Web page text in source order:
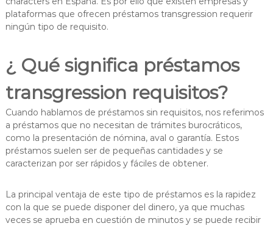
plataformas que ofrecen préstamos transgression requerir
ningún tipo de requisito.
¿ Qué significa préstamos
transgression requisitos?
Cuando hablamos de préstamos sin requisitos, nos referimos
a préstamos que no necesitan de trámites burocráticos,
como la presentación de nómina, aval o garantía. Estos
préstamos suelen ser de pequeñas cantidades y se
caracterizan por ser rápidos y fáciles de obtener.
La principal ventaja de este tipo de préstamos es la rapidez
con la que se puede disponer del dinero, ya que muchas
veces se aprueba en cuestión de minutos y se puede recibir